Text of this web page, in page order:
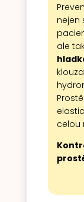
nejen
ale
celou